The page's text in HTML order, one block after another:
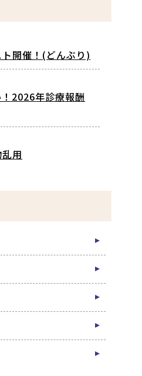
開催！(どんぶり)
2026年診療報酬
用